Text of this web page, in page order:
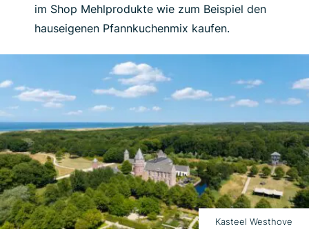
im Shop Mehlprodukte wie zum Beispiel den
hauseigenen Pfannkuchenmix kaufen.
Kasteel Westhove